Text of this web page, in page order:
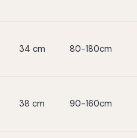
34 cm 80-180cm
38 cm 90-160cm